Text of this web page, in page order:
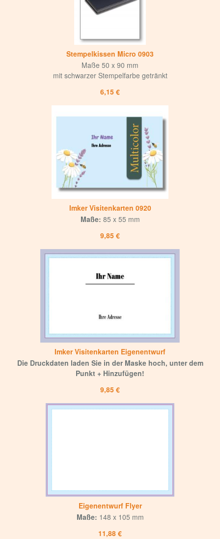
Stempelkissen Micro 0903
6,15 €
Maße 50 x 90 mm
mit schwarzer Stempelfarbe getränkt
Imker Visitenkarten 0920
9,85 €
Maße: 85 x 55 mm
Imker Visitenkarten Eigenentwurf
9,85 €
Die Druckdaten laden Sie in der Maske hoch, unter dem
Punkt + Hinzufügen!
Eigenentwurf Flyer
11,88 €
Maße: 148 x 105 mm